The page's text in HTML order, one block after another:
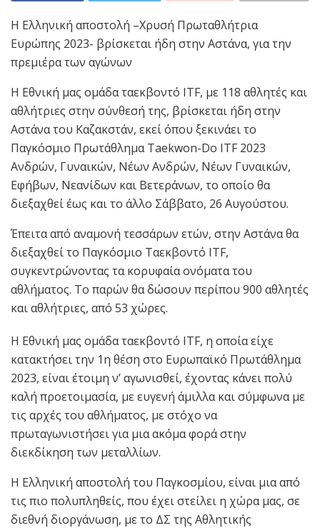
Η Ελληνική αποστολή –Χρυσή Πρωταθλήτρια
Ευρώπης 2023- βρίσκεται ήδη στην Αστάνα, για την
πρεμιέρα των αγώνων
Η Εθνική μας ομάδα ταεκβοντό ITF, με 118 αθλητές και
αθλήτριες στην σύνθεσή της, βρίσκεται ήδη στην
Αστάνα του Καζακστάν, εκεί όπου ξεκινάει το
Παγκόσμιο Πρωτάθλημα Taekwon-Do ITF 2023
Ανδρών, Γυναικών, Νέων Ανδρών, Νέων Γυναικών,
Εφήβων, Νεανίδων και Βετεράνων, το οποίο θα
διεξαχθεί έως και το άλλο Σάββατο, 26 Αυγούστου.
Έπειτα από αναμονή τεσσάρων ετών, στην Αστάνα θα
διεξαχθεί το Παγκόσμιο Ταεκβοντό ITF,
συγκεντρώνοντας τα κορυφαία ονόματα του
αθλήματος. Το παρών θα δώσουν περίπου 900 αθλητές
και αθλήτριες, από 53 χώρες.
Η Εθνική μας ομάδα ταεκβοντό ITF, η οποία είχε
κατακτήσει την 1η θέση στο Ευρωπαϊκό Πρωτάθλημα
2023, είναι έτοιμη ν’ αγωνισθεί, έχοντας κάνει πολύ
καλή προετοιμασία, με ευγενή άμιλλα και σύμφωνα με
τις αρχές του αθλήματος, με στόχο να
πρωταγωνιστήσει για μια ακόμα φορά στην
διεκδίκηση των μεταλλίων.
Η Ελληνική αποστολή του Παγκοσμίου, είναι μια από
τις πιο πολυπληθείς, που έχει στείλει η χώρα μας, σε
διεθνή διοργάνωση, με το ΔΣ της Αθλητικής